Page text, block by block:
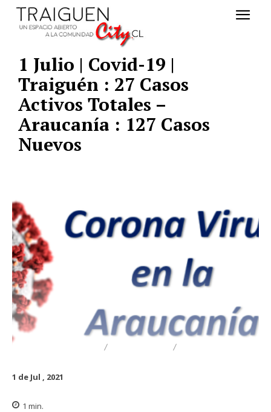
1 Julio | Covid-19 |
Traiguén : 27 Casos
Activos Totales –
Araucanía : 127 Casos
Nuevos
1 de Jul , 2021
1 min.